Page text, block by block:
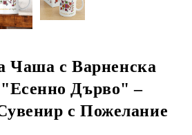
Чаша с Варненска
Дърво" –
с Пожелание